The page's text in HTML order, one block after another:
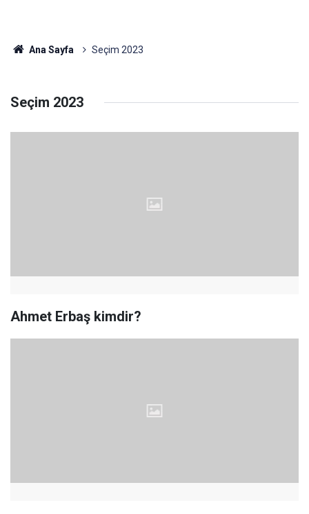
Ana Sayfa Seçim 2023
Seçim 2023
Ahmet Erbaş kimdir?